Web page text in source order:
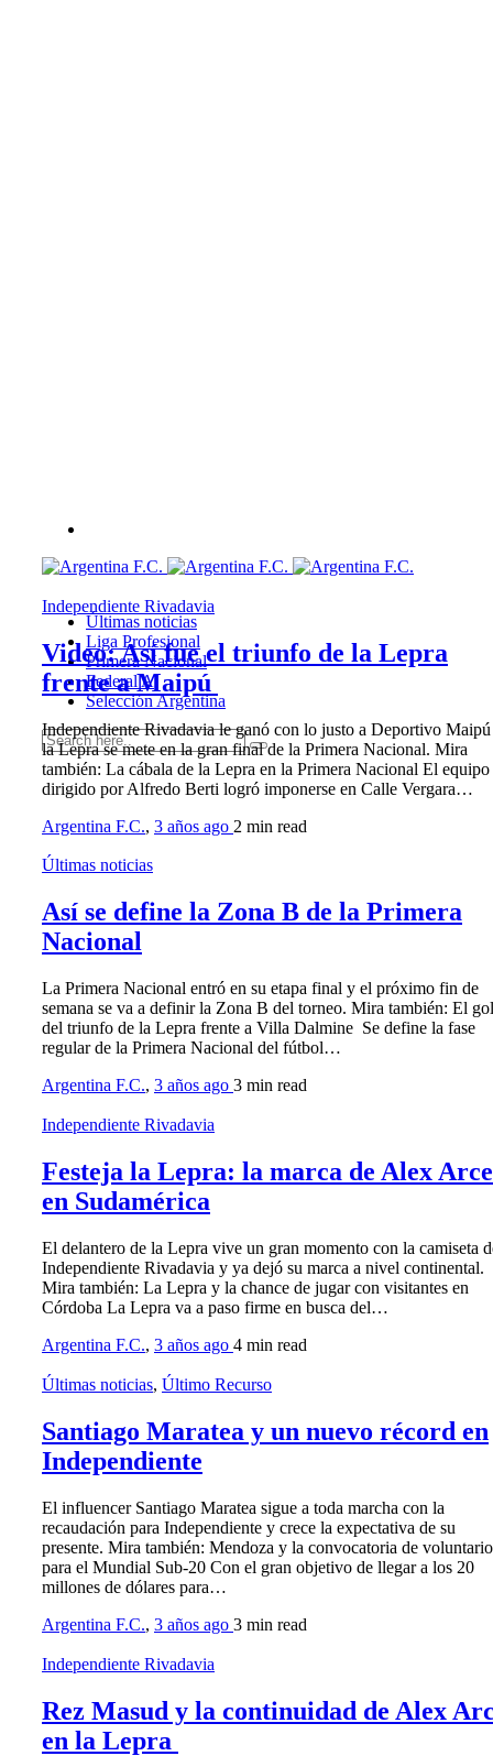
Últimas noticias
Liga Profesional
Primera Nacional
Federal A
Selección Argentina
Independiente Rivadavia
Video: Así fue el triunfo de la Lepra
frente a Maipú
Independiente Rivadavia le ganó con lo justo a Deportivo
la Lepra se mete en la gran final de la Primera Nacional. Mira
también: La cábala de la Lepra en la Primera Nacional El equipo
dirigido por Alfredo Berti logró imponerse en Calle Vergara…
Argentina F.C., 3 años ago 2 min read
Últimas noticias
Así se define la Zona B de la Primera
Nacional
La Primera Nacional entró en su etapa final y el próximo fin de
semana se va a definir la Zona B del torneo. Mira también: El gol
del triunfo de la Lepra frente a Villa Dalmine Se define la fase
regular de la Primera Nacional del fútbol…
Argentina F.C., 3 años ago 3 min read
Independiente Rivadavia
Festeja la Lepra: la marca de Alex Arce
en Sudamérica
El delantero de la Lepra vive un gran momento con la camiseta
Independiente Rivadavia y ya dejó su marca a nivel continental.
Mira también: La Lepra y la chance de jugar con visitantes en
Córdoba La Lepra va a paso firme en busca del…
Argentina F.C., 3 años ago 4 min read
Últimas noticias, Último Recurso
Santiago Maratea y un nuevo récord en
Independiente
El influencer Santiago Maratea sigue a toda marcha con la
recaudación para Independiente y crece la expectativa de su
presente. Mira también: Mendoza y la convocatoria de
para el Mundial Sub-20 Con el gran objetivo de llegar a los 20
millones de dólares para…
Argentina F.C., 3 años ago 3 min read
Independiente Rivadavia
Rez Masud y la continuidad de Alex
en la Lepra